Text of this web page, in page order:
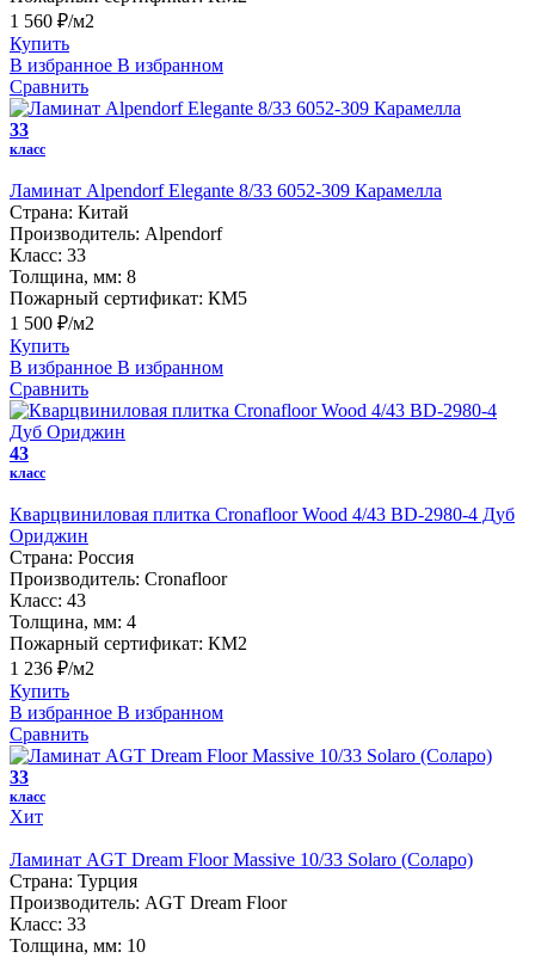
1 560 ₽/м2
Купить
В избранное В избранном
Сравнить
33
класс
Ламинат Alpendorf Elegante 8/33 6052-309 Карамелла
Страна: Китай
Производитель: Alpendorf
Класс: 33
Толщина, мм: 8
Пожарный сертификат: КМ5
1 500 ₽/м2
Купить
В избранное В избранном
Сравнить
43
класс
Кварцвиниловая плитка Cronafloor Wood 4/43 BD-2980-4 Дуб
Ориджин
Страна: Россия
Производитель: Cronafloor
Класс: 43
Толщина, мм: 4
Пожарный сертификат: КМ2
1 236 ₽/м2
Купить
В избранное В избранном
Сравнить
33
класс
Хит
Ламинат AGT Dream Floor Massive 10/33 Solaro (Соларо)
Страна: Турция
Производитель: AGT Dream Floor
Класс: 33
Толщина, мм: 10